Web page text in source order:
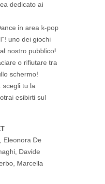
dedicato ai
in area k-pop
uno dei giochi
nostro pubblico!
o rifiutare tra
schermo!
scegli tu la
esibirti sul
Eleonora De
Davide
Marcella